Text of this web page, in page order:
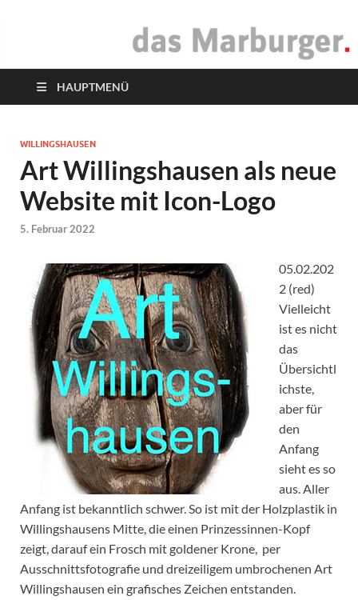
das Marburger.
HAUPTMENÜ
WILLINGSHAUSEN
Art Willingshausen als neue
Website mit Icon-Logo
5. Februar 2022
05.02.202
2 (red)
Vielleicht
ist es nicht
das
Übersichtl
ichste,
aber für
den
Anfang
sieht es so
aus. Aller
Anfang ist bekanntlich schwer. So ist mit der Holzplastik in
Willingshausens Mitte, die einen Prinzessinnen-Kopf
zeigt, darauf ein Frosch mit goldener Krone, per
Ausschnittsfotografie und dreizeiligem umbrochenen Art
Willingshausen ein grafisches Zeichen entstanden.